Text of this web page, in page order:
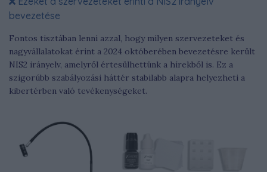
bevezetése
Fontos tisztában lenni azzal, hogy milyen szervezeteket és
nagyvállalatokat érint a 2024 októberében bevezetésre került
NIS2 irányelv, amelyről értesülhettünk a hírekből is. Ez a
szigorúbb szabályozási háttér stabilabb alapra helyezheti a
kibertérben való tevékenységeket.